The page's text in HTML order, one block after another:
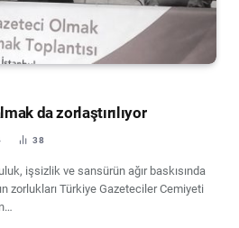
da zorlaştırılıyor
38
işsizlik ve sansürün ağır baskısında
zorlukları Türkiye Gazeteciler Cemiyeti